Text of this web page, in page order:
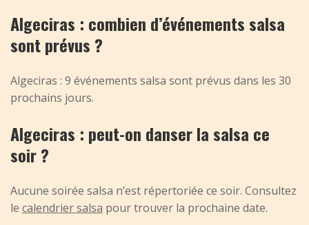
Algeciras : combien d’événements salsa
sont prévus ?
Algeciras : 9 événements salsa sont prévus dans les 30
prochains jours.
Algeciras : peut-on danser la salsa ce
soir ?
Aucune soirée salsa n’est répertoriée ce soir. Consultez
le calendrier salsa pour trouver la prochaine date.